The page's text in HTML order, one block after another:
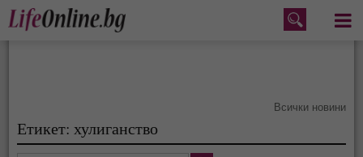
Меню
Всички новини
Етикет: хулиганство